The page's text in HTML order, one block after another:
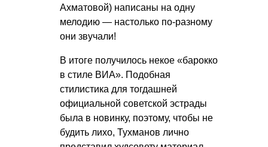
Ахматовой) написаны на одну
мелодию — настолько по-разному
они звучали!
В итоге получилось некое «барокко
в стиле ВИА». Подобная
стилистика для тогдашней
официальной советской эстрады
была в новинку, поэтому, чтобы не
будить лихо, Тухманов лично